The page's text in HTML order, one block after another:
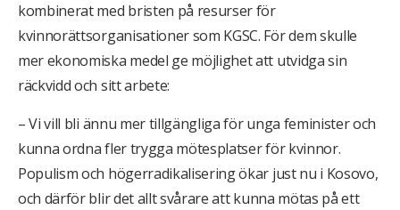
kombinerat med bristen på resurser för
kvinnorättsorganisationer som KGSC. För dem skulle
mer ekonomiska medel ge möjlighet att utvidga sin
räckvidd och sitt arbete:
– Vi vill bli ännu mer tillgängliga för unga feminister och
kunna ordna fler trygga mötesplatser för kvinnor.
Populism och högerradikalisering ökar just nu i Kosovo,
och därför blir det allt svårare att kunna mötas på ett